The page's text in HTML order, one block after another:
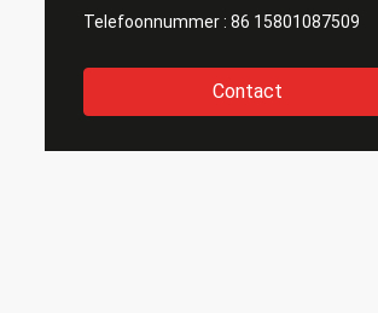
Telefoonnummer : 86 15801087509
Contact